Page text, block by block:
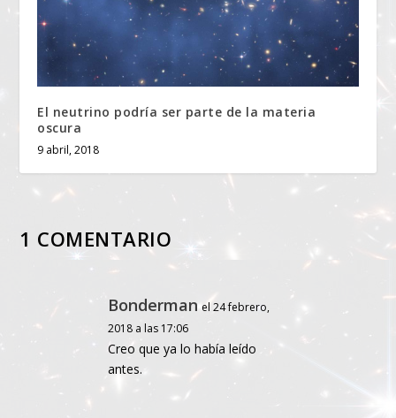
El neutrino podría ser parte de la materia
oscura
9 abril, 2018
1 COMENTARIO
Bonderman el 24 febrero,
2018 a las 17:06
Creo que ya lo había leído
antes.